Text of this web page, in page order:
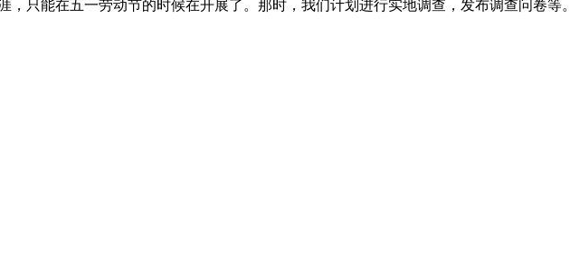
，只能在五一劳动节的时候在开展了。那时，我们计划进行实地调查，发布调查问卷等。